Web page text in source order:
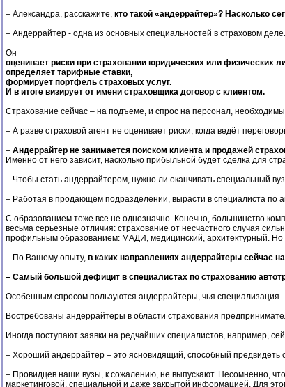
– Александра, расскажите, кто такой «андеррайтер»? Насколько
– Андеррайтер - одна из основных специальностей в страховом
Он
оценивает риски при страховании юридических или физических
определяет тарифные ставки,
формирует портфель страховых услуг.
И в итоге визирует от имени страховщика договор с клиентом.
Страхование сейчас – на подъеме, и спрос на персонал,
– А разве страховой агент не оценивает риски, когда ведёт
– Андеррайтер не занимается поиском клиента и продажей
Именно от него зависит, насколько прибыльной будет сделка для
– Чтобы стать андеррайтером, нужно ли оканчивать специальный
– Работая в продающем подразделении, вырасти в специалиста по
С образованием тоже все не однозначно. Конечно, большинство
весьма серьезные отличия: страхование от несчастного случая
профильным образованием: МАДИ, медицинский, архитектурный. Но
– По Вашему опыту, в каких направлениях андеррайтеры сейчас
– Самый большой дефицит в специалистах по страхованию
Особенным спросом пользуются андеррайтеры, чья специализация
Востребованы андеррайтеры в области страхования
Иногда поступают заявки на редчайших специалистов, например,
– Хороший андеррайтер – это ясновидящий, способный
– Провидцев наши вузы, к сожалению, не выпускают. Несомненно,
маркетинговой, специальной и даже закрытой информацией. Для